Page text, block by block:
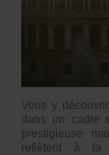
Vous y
dans un cadre
prestigieuse
reflètent à la